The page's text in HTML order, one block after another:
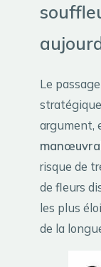
Le
argument,
risque de
de fleurs
les plus
de la